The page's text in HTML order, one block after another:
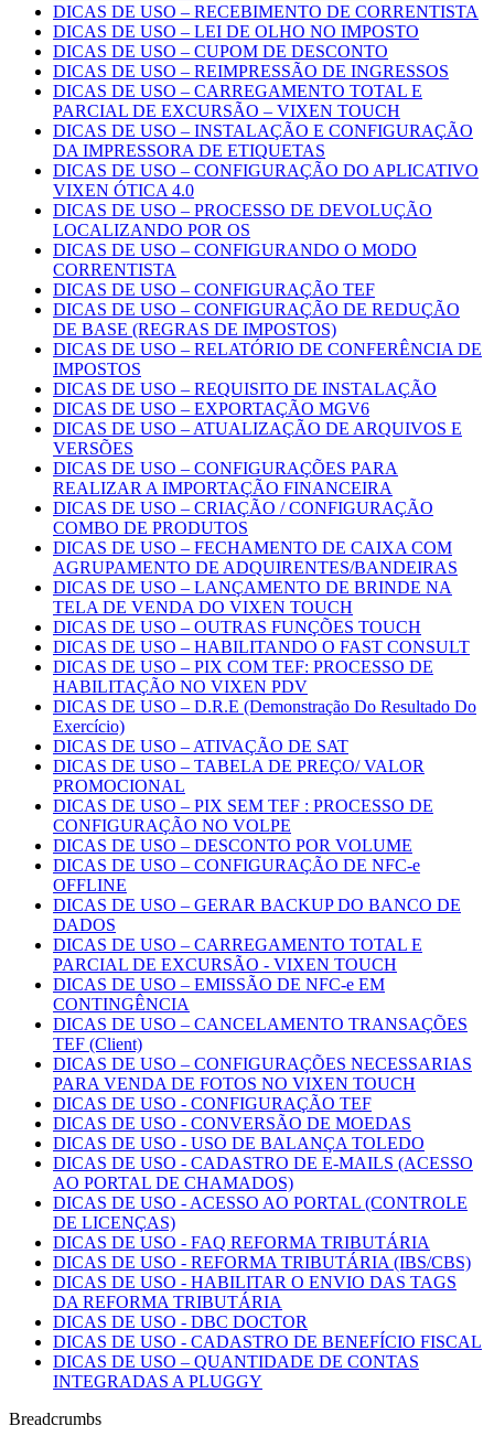
DICAS DE USO – RECEBIMENTO DE CORRENTISTA
DICAS DE USO – LEI DE OLHO NO IMPOSTO
DICAS DE USO – CUPOM DE DESCONTO
DICAS DE USO – REIMPRESSÃO DE INGRESSOS
DICAS DE USO – CARREGAMENTO TOTAL E
PARCIAL DE EXCURSÃO – VIXEN TOUCH
DICAS DE USO – INSTALAÇÃO E CONFIGURAÇÃO
DA IMPRESSORA DE ETIQUETAS
DICAS DE USO – CONFIGURAÇÃO DO APLICATIVO
VIXEN ÓTICA 4.0
DICAS DE USO – PROCESSO DE DEVOLUÇÃO
LOCALIZANDO POR OS
DICAS DE USO – CONFIGURANDO O MODO
CORRENTISTA
DICAS DE USO – CONFIGURAÇÃO TEF
DICAS DE USO – CONFIGURAÇÃO DE REDUÇÃO
DE BASE (REGRAS DE IMPOSTOS)
DICAS DE USO – RELATÓRIO DE CONFERÊNCIA DE
IMPOSTOS
DICAS DE USO – REQUISITO DE INSTALAÇÃO
DICAS DE USO – EXPORTAÇÃO MGV6
DICAS DE USO – ATUALIZAÇÃO DE ARQUIVOS E
VERSÕES
DICAS DE USO – CONFIGURAÇÕES PARA
REALIZAR A IMPORTAÇÃO FINANCEIRA
DICAS DE USO – CRIAÇÃO / CONFIGURAÇÃO
COMBO DE PRODUTOS
DICAS DE USO – FECHAMENTO DE CAIXA COM
AGRUPAMENTO DE ADQUIRENTES/BANDEIRAS
DICAS DE USO – LANÇAMENTO DE BRINDE NA
TELA DE VENDA DO VIXEN TOUCH
DICAS DE USO – OUTRAS FUNÇÕES TOUCH
DICAS DE USO – HABILITANDO O FAST CONSULT
DICAS DE USO – PIX COM TEF: PROCESSO DE
HABILITAÇÃO NO VIXEN PDV
DICAS DE USO – D.R.E (Demonstração Do Resultado Do
Exercício)
DICAS DE USO – ATIVAÇÃO DE SAT
DICAS DE USO – TABELA DE PREÇO/ VALOR
PROMOCIONAL
DICAS DE USO – PIX SEM TEF : PROCESSO DE
CONFIGURAÇÃO NO VOLPE
DICAS DE USO – DESCONTO POR VOLUME
DICAS DE USO – CONFIGURAÇÃO DE NFC-e
OFFLINE
DICAS DE USO – GERAR BACKUP DO BANCO DE
DADOS
DICAS DE USO – CARREGAMENTO TOTAL E
PARCIAL DE EXCURSÃO - VIXEN TOUCH
DICAS DE USO – EMISSÃO DE NFC-e EM
CONTINGÊNCIA
DICAS DE USO – CANCELAMENTO TRANSAÇÕES
TEF (Client)
DICAS DE USO – CONFIGURAÇÕES NECESSARIAS
PARA VENDA DE FOTOS NO VIXEN TOUCH
DICAS DE USO - CONFIGURAÇÃO TEF
DICAS DE USO - CONVERSÃO DE MOEDAS
DICAS DE USO - USO DE BALANÇA TOLEDO
DICAS DE USO - CADASTRO DE E-MAILS (ACESSO
AO PORTAL DE CHAMADOS)
DICAS DE USO - ACESSO AO PORTAL (CONTROLE
DE LICENÇAS)
DICAS DE USO - FAQ REFORMA TRIBUTÁRIA
DICAS DE USO - REFORMA TRIBUTÁRIA (IBS/CBS)
DICAS DE USO - HABILITAR O ENVIO DAS TAGS
DA REFORMA TRIBUTÁRIA
DICAS DE USO - DBC DOCTOR
DICAS DE USO - CADASTRO DE BENEFÍCIO FISCAL
DICAS DE USO – QUANTIDADE DE CONTAS
INTEGRADAS A PLUGGY
Breadcrumbs